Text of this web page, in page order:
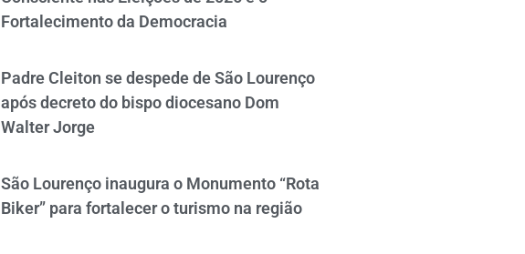
Fortalecimento da Democracia
Padre Cleiton se despede de São Lourenço
após decreto do bispo diocesano Dom
Walter Jorge
São Lourenço inaugura o Monumento “Rota
Biker” para fortalecer o turismo na região